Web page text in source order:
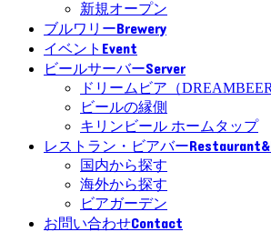
新規オープン
ブルワリーBrewery
イベント Event
ビールサーバーServer
ドリームビア（DREAMBEER
ビールの縁側
キリンビール ホームタップ
レストラン・ビアバー
国内から探す
海外から探す
ビアガーデン
お問い合わせContact